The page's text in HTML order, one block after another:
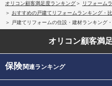
オリコン顧客満足度ランキング
リフォーム
おすすめの戸建てリフォームランキング・
戸建てリフォームの住設・建材ランキング
オリコン顧客満
保険関連ランキング